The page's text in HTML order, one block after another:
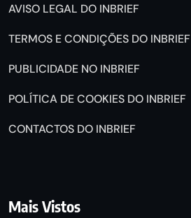
AVISO LEGAL DO INBRIEF
TERMOS E CONDIÇÕES DO INBRIEF
PUBLICIDADE NO INBRIEF
POLÍTICA DE COOKIES DO INBRIEF
CONTACTOS DO INBRIEF
Mais Vistos